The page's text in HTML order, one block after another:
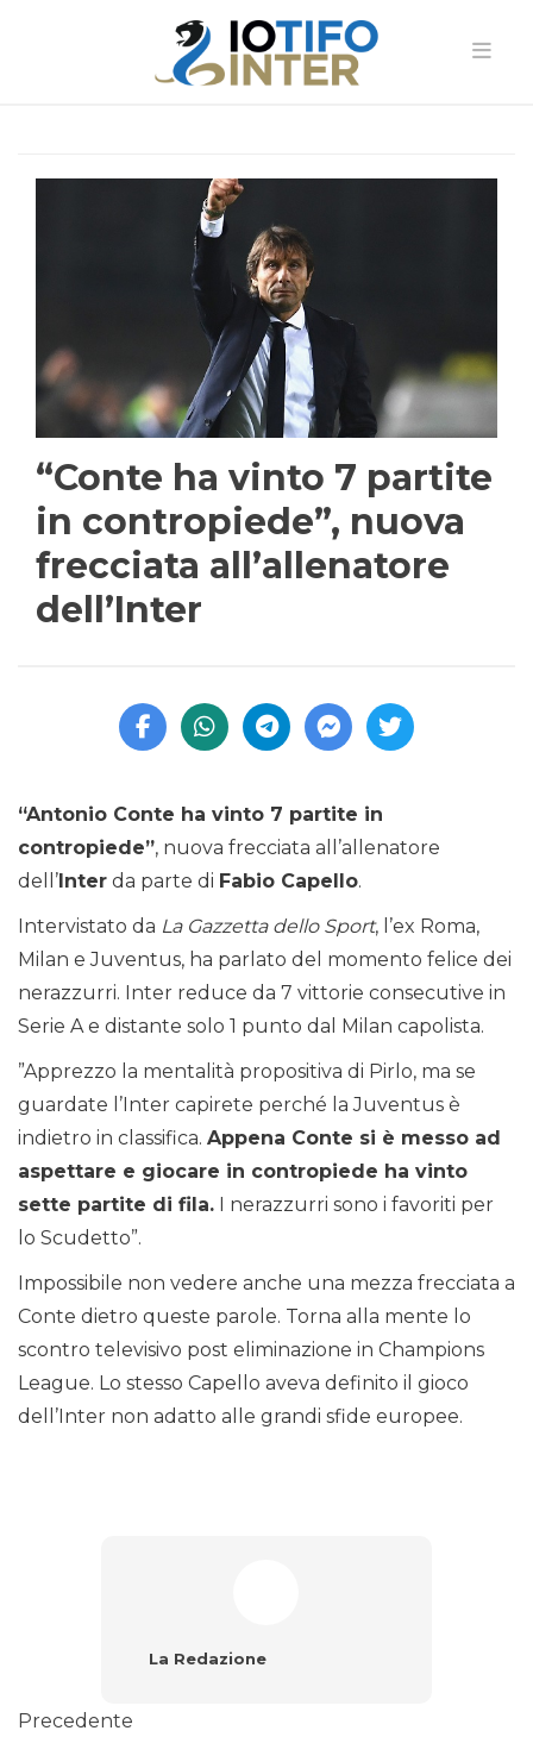
“Conte ha vinto 7 partite
in contropiede”, nuova
frecciata all’allenatore
dell’Inter
“Antonio Conte ha vinto 7 partite in
contropiede”, nuova frecciata all’allenatore
dell’Inter da parte di Fabio Capello.
Intervistato da La Gazzetta dello Sport, l’ex Roma,
Milan e Juventus, ha parlato del momento felice dei
nerazzurri. Inter reduce da 7 vittorie consecutive in
Serie A e distante solo 1 punto dal Milan capolista.
”Apprezzo la mentalità propositiva di Pirlo, ma se
guardate l’Inter capirete perché la Juventus è
indietro in classifica. Appena Conte si è messo ad
aspettare e giocare in contropiede ha vinto
sette partite di fila. I nerazzurri sono i favoriti per
lo Scudetto”.
Impossibile non vedere anche una mezza frecciata a
Conte dietro queste parole. Torna alla mente lo
scontro televisivo post eliminazione in Champions
League. Lo stesso Capello aveva definito il gioco
dell’Inter non adatto alle grandi sfide europee.
La Redazione
Precedente